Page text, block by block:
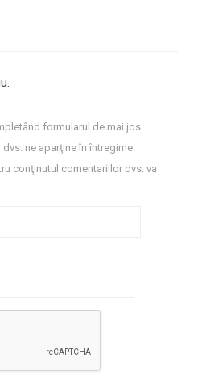
formularul de mai jos.
ne aparţine în întregime.
conţinutul comentariilor dvs. va